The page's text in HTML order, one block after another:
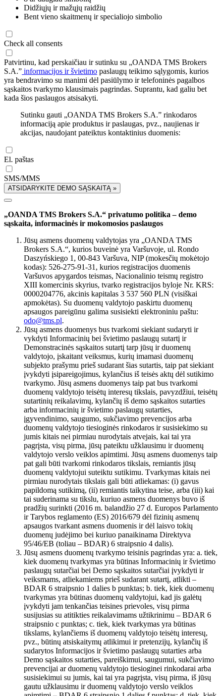
Didžiųjų ir mažųjų raidžių
Bent vieno skaitmenų ir specialiojo simbolio
Check all consents
Patvirtinu, kad perskaičiau ir sutinku su „OANDA TMS Brokers
S.A.” informacijos ir švietimo paslaugų teikimo sąlygomis, kurios
yra bendravimo su manimi dėl pasiūlymo ir telefoninės pagalbos
sąskaitos tvarkymo klausimais pagrindas. Suprantu, kad galiu bet
kada šios paslaugos atsisakyti.
Sutinku gauti „OANDA TMS Brokers S.A.” rinkodaros
informaciją apie produktus ir paslaugas, pvz., naujienas ir
akcijas, naudojant pateiktus kontaktinius duomenis:
El. paštas
SMS/MMS
ATSIDARYKITE DEMO SĄSKAITĄ »
„OANDA TMS Brokers S.A.“ privatumo politika – demo
sąskaita, informacinės ir mokomosios paslaugos
Jūsų asmens duomenų valdytojas yra „OANDA TMS
Brokers S.A.“, kurios buveinė yra Varšuvoje, ul. Rondo
Daszyńskiego 1, 00-843 Varšuva, NIP (mokesčių mokėtojo
kodas): 526-275-91-31, kurios registracijos duomenis
Varšuvos apygardos teismas, Nacionalinio teismų registro
XIII komercinis skyrius, tvarko registracijos byloje Nr. KRS:
0000204776, akcinis kapitalas 3 537 560 PLN (visiškai
apmokėtas). Su duomenų valdytojo paskirtu duomenų
apsaugos pareigūnu galima susisiekti elektroniniu paštu:
odo@tms.pl.
Jūsų asmens duomenys bus tvarkomi siekiant sudaryti ir
vykdyti Informacinių bei švietimo paslaugų sutartį ir
Demonstracinės sąskaitos sutartį tarp jūsų ir duomenų
valdytojo, įskaitant veiksmus, kurių imamasi duomenų
subjekto prašymu prieš sudarant šias sutartis, taip pat siekiant
įvykdyti įsipareigojimus, kylančius iš teisės aktų dėl sutikimo
tvarkymo. Jūsų asmens duomenys taip pat bus tvarkomi
duomenų valdytojo teisėtų interesų tikslais, pavyzdžiui, teisėtų
sutartinių reikalavimų, kylančių iš demo sąskaitos sutarties
arba informacinių ir švietimo paslaugų sutarties,
įgyvendinimo, saugumo, sukčiavimo prevencijos arba
duomenų valdytojo tiesioginės rinkodaros ir susisiekimo su
jumis kitais nei pirmiau nurodytais atvejais, kai tai yra
pagrįsta, visų pirma, jūsų pateiktu užklausimu ir duomenų
valdytojo verslo veiklos apimtimi. Jūsų asmens duomenys taip
pat gali būti tvarkomi rinkodaros tikslais, remiantis jūsų
duomenų valdytojui suteiktu sutikimu. Tvarkymas kitais nei
pirmiau nurodytais tikslais gali būti atliekamas: (i) gavus
papildomą sutikimą, (ii) remiantis taikytina teise, arba (iii) kai
tai suderinama su tikslu, kuriuo asmens duomenys buvo iš
pradžių surinkti (2016 m. balandžio 27 d. Europos Parlamento
ir Tarybos reglamento (ES) 2016/679 dėl fizinių asmenų
apsaugos tvarkant asmens duomenis ir dėl laisvo tokių
duomenų judėjimo bei kuriuo panaikinama Direktyva
95/46/EB (toliau – BDAR) 6 straipsnio 4 dalis).
Jūsų asmens duomenų tvarkymo teisinis pagrindas yra: a. tiek,
kiek duomenų tvarkymas yra būtinas Informacinių ir švietimo
paslaugų sutarčiai bei Demo sąskaitos sutarčiai įvykdyti ir
veiksmams, atliekamiems prieš sudarant sutartį, atlikti –
BDAR 6 straipsnio 1 dalies b punktas; b. tiek, kiek duomenų
tvarkymas yra būtinas duomenų valdytojui, kad jis galėtų
įvykdyti jam tenkančias teisines prievoles, visų pirma
susijusias su atitikties reikalavimams užtikrinimu – BDAR 6
straipsnio c punktas; c. tiek, kiek tvarkymas yra būtinas
tikslams, kylančiems iš duomenų valdytojo teisėtų interesų,
pvz., būtinų atsiskaitymų atlikimui ir pretenzijų, kylančių iš
sudarytos Informacijos ir švietimo paslaugų sutarties arba
Demo sąskaitos sutarties, pareiškimui, saugumui, sukčiavimo
prevencijai ar duomenų valdytojo tiesioginei rinkodarai arba
susisiekimui su jumis, kai tai yra pagrįsta, visų pirma, iš jūsų
gautu užklausimu ir duomenų valdytojo verslo veiklos